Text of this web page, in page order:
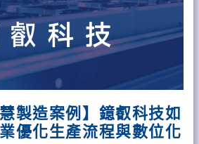
製造案例】鐿叡科技如
優化生產流程與數位化